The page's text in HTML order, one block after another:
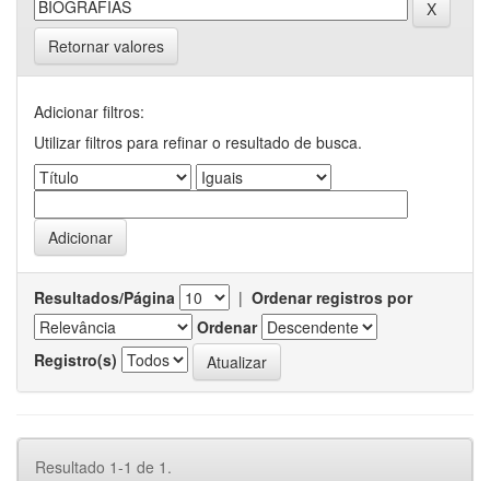
Retornar valores
Adicionar filtros:
Utilizar filtros para refinar o resultado de busca.
Resultados/Página | Ordenar registros por
Ordenar
Registro(s)
Resultado 1-1 de 1.